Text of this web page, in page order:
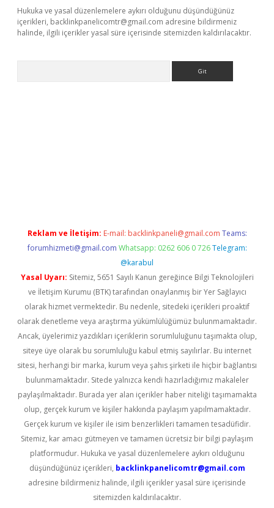
Hukuka ve yasal düzenlemelere aykırı olduğunu düşündüğünüz
içerikleri, backlinkpanelicomtr@gmail.com adresine bildirmeniz
halinde, ilgili içerikler yasal süre içerisinde sitemizden kaldırılacaktır.
Reklam ve İletişim: E-mail: backlinkpaneli@gmail.com Teams:
forumhizmeti@gmail.com Whatsapp: 0262 606 0 726 Telegram:
@karabul
Yasal Uyarı: Sitemiz, 5651 Sayılı Kanun gereğince Bilgi Teknolojileri
ve İletişim Kurumu (BTK) tarafından onaylanmış bir Yer Sağlayıcı
olarak hizmet vermektedir. Bu nedenle, sitedeki içerikleri proaktif
olarak denetleme veya araştırma yükümlülüğümüz bulunmamaktadır.
Ancak, üyelerimiz yazdıkları içeriklerin sorumluluğunu taşımakta olup,
siteye üye olarak bu sorumluluğu kabul etmiş sayılırlar. Bu internet
sitesi, herhangi bir marka, kurum veya şahıs şirketi ile hiçbir bağlantısı
bulunmamaktadır. Sitede yalnızca kendi hazırladığımız makaleler
paylaşılmaktadır. Burada yer alan içerikler haber niteliği taşımamakta
olup, gerçek kurum ve kişiler hakkında paylaşım yapılmamaktadır.
Gerçek kurum ve kişiler ile isim benzerlikleri tamamen tesadüfidir.
Sitemiz, kar amacı gütmeyen ve tamamen ücretsiz bir bilgi paylaşım
platformudur. Hukuka ve yasal düzenlemelere aykırı olduğunu
düşündüğünüz içerikleri, backlinkpanelicomtr@gmail.com
adresine bildirmeniz halinde, ilgili içerikler yasal süre içerisinde
sitemizden kaldırılacaktır.